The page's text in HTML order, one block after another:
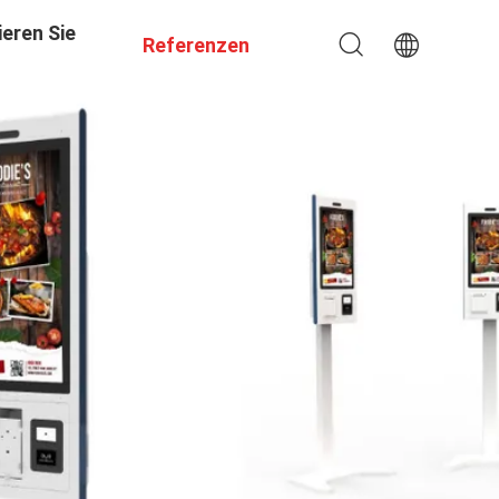
Sie
Referenzen